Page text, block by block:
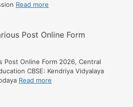
Read more
Post Online Form
Post Online Form 2026, Central
CBSE: Kendriya Vidyalaya
Read more